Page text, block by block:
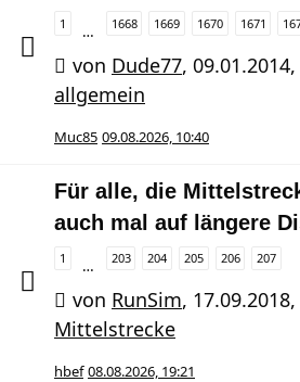
1 … 1668 1669 1670 1671
von Dude77,
allgemein
Muc85 09.08.2026, 10:40
Für alle, die
auch mal auf längere
1 … 203 204 205 206 207
von RunSim, 17.09.2018,
Mittelstrecke
hbef 08.08.2026, 19:21